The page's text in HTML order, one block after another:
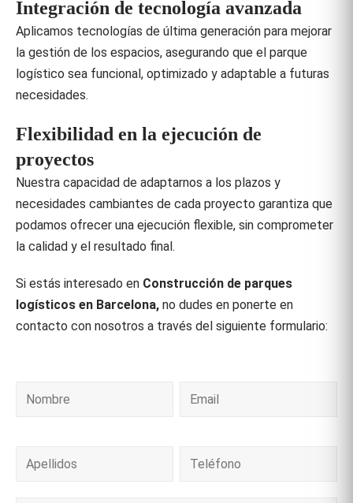
Integración de tecnología avanzada
Aplicamos tecnologías de última generación para mejorar
la gestión de los espacios, asegurando que el parque
logístico sea funcional, optimizado y adaptable a futuras
necesidades.
Flexibilidad en la ejecución de
proyectos
Nuestra capacidad de adaptarnos a los plazos y
necesidades cambiantes de cada proyecto garantiza que
podamos ofrecer una ejecución flexible, sin comprometer
la calidad y el resultado final.
Si estás interesado en Construcción de parques
logísticos en Barcelona, no dudes en ponerte en
contacto con nosotros a través del siguiente formulario: